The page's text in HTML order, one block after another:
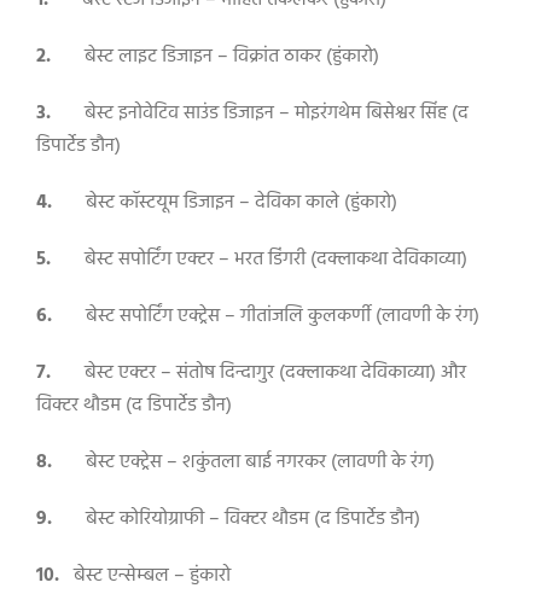
2.
बेस्ट लाइट डिजाइन–विक्रांत ठाकर (हुंकारो)
3.
बेस्ट इनोवेटिव साउंड डिजाइन – मोइरंगथेम बिसेश्वर सिंह (द
डिपार्टेड डौन)
4.
बेस्ट कॉस्टयूम डिजाइन–देविका काले (हुंकारो)
5.
बेस्ट सपोर्टिंग एक्टर – भरत डिंगरी (दक्लाकथा देविकाव्या)
6.
बेस्ट सपोर्टिंग एक्ट्रेस–गीतांजलि कुलकर्णी (लावणी के रंग)
7.
बेस्ट एक्टर – संतोष दिन्दागुर (दक्लाकथा देविकाव्या) और
विक्टर थौडम (द डिपार्टेड डौन)
8.
बेस्ट एक्ट्रेस–शकुंतला बाई नगरकर (लावणी के रंग)
9.
बेस्ट कोरियोग्राफी–विक्टर थौडम (द डिपार्टेड डौन)
10. बेस्ट एन्सेम्बल–हुंकारो